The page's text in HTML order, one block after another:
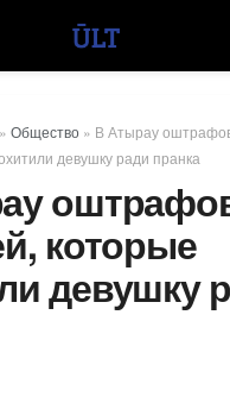
» Общество » В Атырау
девушку ради пранка
которые
девушку